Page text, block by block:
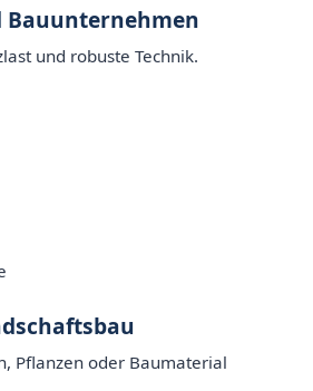
Bauunternehmen
und robuste Technik.
Pflanzen oder Baumaterial